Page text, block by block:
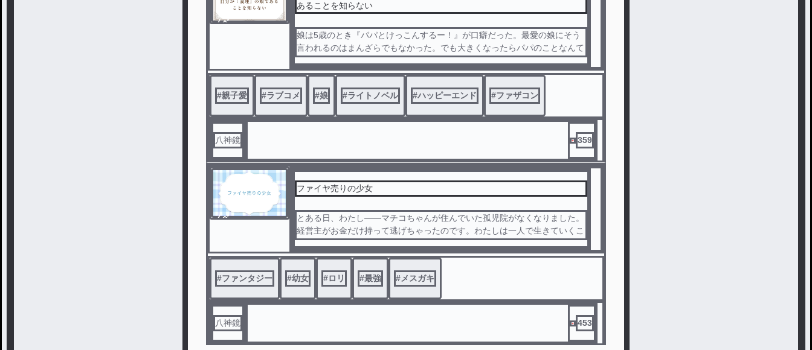
ノベ
あることを知らない
娘は5歳のとき『パパとけっこんするー！』が口癖だった。最愛の娘にそう
言われるのはまんざらでもなかった。でも大きくなったらパパのことなんて
忘れて、彼氏ができて、結婚して、子供を生んで、幸せになるんだろうな―
―そう、思っていた。でも、何やら娘の様子がおかしい。小学生になっても
、中学生になっても、そして高校生になっても娘は『パパと結婚するー！』
と言うのだ。しかも年々、それが本気になりつつある。高校生になったら『
った。彼女は法律を変えてでも俺と結婚しようとしていたのだ。だからいつ
まで経っても娘に『君は義理の娘なんだよ』って言えなかった。血は繋がっ
ていないけど、本当の親子だと思っている。でも、このままだと血が繋がっ
ていないから、親子じゃなくて夫婦になるかもしれない！ はたしてはパパ
はどうしたらいいんだろう！？
////
小説家になろう様にも投稿しております。
#親子愛 #ラブコメ #娘 #ライトノベル #ハッピーエンド #ファザコン
八神鏡 359
ノベ
ファイヤ売りの少女
とある日、わたし――マチコちゃんが住んでいた孤児院がなくなりました。
経営主がお金だけ持って逃げちゃったのです。わたしは一人で生きていくこ
とになりました……でも、わたしにはお金がありません。だから、わたしが
売れる唯一の『魔法』を売ることしかできませんでした。
「ファイヤ……ファイヤは要りませんか？」
だけど、ファイヤは売れません。寒い冬空の下、わたしは凍え死なないよ
「『ファイヤ』……あ、やべっ」
すると、わたしのファイヤは王城を燃やし尽くしてしまいました。指名手
配されて、賞金首となり、生きるために仕方なく勇者やら冒険者やら騎士や
らをボコボコにしていたら、いつの間にか魔王になってしまいました。
#ファンタジー #幼女 #ロリ #最強 #メスガキ
八神鏡 453